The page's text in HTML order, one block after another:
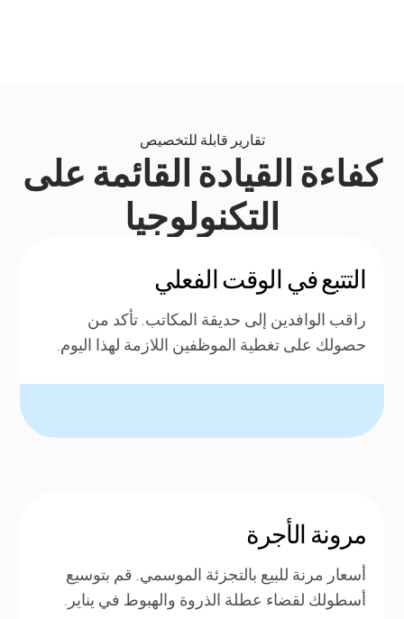
تقارير قابلة للتخصيص
كفاءة القيادة القائمة على
التكنولوجيا
التتبع في الوقت الفعلي
راقب الوافدين إلى حديقة المكاتب. تأكد من
حصولك على تغطية الموظفين اللازمة لهذا اليوم.
مرونة الأجرة
أسعار مرنة للبيع بالتجزئة الموسمي. قم بتوسيع
أسطولك لقضاء عطلة الذروة والهبوط في يناير.